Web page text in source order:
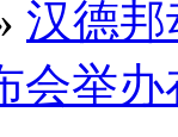
汉德邦
会举